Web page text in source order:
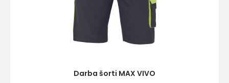
Darba šorti MAX VIVO